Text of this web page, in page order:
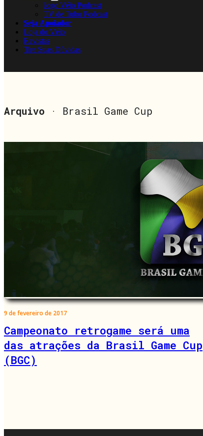
Jogo Véio Podcast
TV de Tubo Podcast
Seja Apoiador
Loja do Véio
Revistas
Tire Suas Dúvidas
Arquivo · Brasil Game Cup
9 de fevereiro de 2017
Campeonato retrogame será uma
das atrações da Brasil Game Cup
(BGC)